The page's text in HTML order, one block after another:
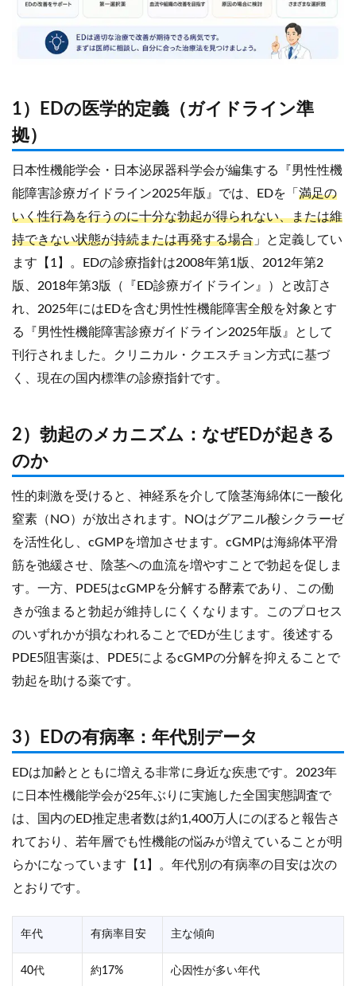
1）EDの医学的定義（ガイドライン準
拠）
日本性機能学会・日本泌尿器科学会が編集する『男性性機
能障害診療ガイドライン2025年版』では、EDを「 満足の
いく性行為を行うのに十分な勃起が得られない、または維
持できない状態が持続または再発する場合 」と定義してい
ます【1】。EDの診療指針は2008年第1版、2012年第2
版、2018年第3版（『ED診療ガイドライン』）と改訂さ
れ、2025年にはEDを含む男性性機能障害全般を対象とす
る『男性性機能障害診療ガイドライン2025年版』として
刊行されました。クリニカル・クエスチョン方式に基づ
く、現在の国内標準の診療指針です。
2）勃起のメカニズム：なぜEDが起きる
のか
性的刺激を受けると、神経系を介して陰茎海綿体に一酸化
窒素（NO）が放出されます。NOはグアニル酸シクラーゼ
を活性化し、cGMPを増加させます。cGMPは海綿体平滑
筋を弛緩させ、陰茎への血流を増やすことで勃起を促しま
す。一方、PDE5はcGMPを分解する酵素であり、この働
きが強まると勃起が維持しにくくなります。このプロセス
のいずれかが損なわれることでEDが生じます。後述する
PDE5阻害薬は、PDE5によるcGMPの分解を抑えることで
勃起を助ける薬です。
3）EDの有病率：年代別データ
EDは加齢とともに増える非常に身近な疾患です。2023年
に日本性機能学会が25年ぶりに実施した全国実態調査で
は、国内のED推定患者数は約1,400万人にのぼると報告さ
れており、若年層でも性機能の悩みが増えていることが明
らかになっています【1】。年代別の有病率の目安は次の
とおりです。
年代 有病率目安 主な傾向
40代 約17% 心因性が多い年代